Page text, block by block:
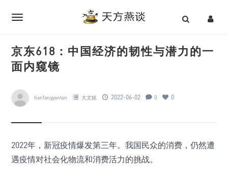
京东618：中国经济的韧性与潜力的一
面内窥镜
tianfangyantan 大文娱 2022-06-02 0 0
2022年，新冠疫情爆发第三年。我国民众的消费，仍然遭
遇疫情对社会化物流和消费活力的挑战。